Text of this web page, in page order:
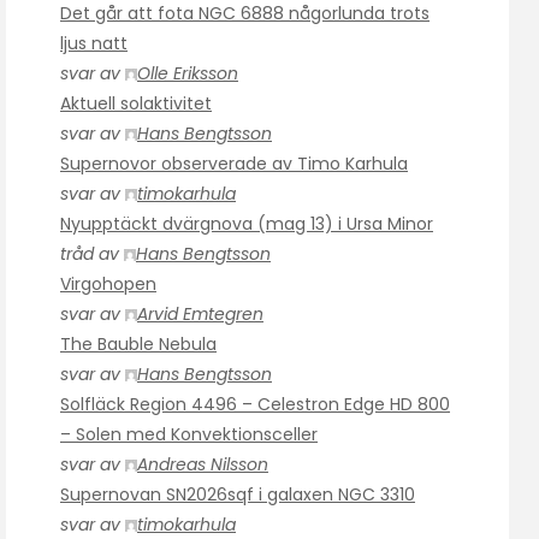
Det går att fota NGC 6888 någorlunda trots
ljus natt
svar av
Olle Eriksson
Aktuell solaktivitet
svar av
Hans Bengtsson
Supernovor observerade av Timo Karhula
svar av
timokarhula
Nyupptäckt dvärgnova (mag 13) i Ursa Minor
tråd av
Hans Bengtsson
Virgohopen
svar av
Arvid Emtegren
The Bauble Nebula
svar av
Hans Bengtsson
Solfläck Region 4496 – Celestron Edge HD 800
– Solen med Konvektionsceller
svar av
Andreas Nilsson
Supernovan SN2026sqf i galaxen NGC 3310
svar av
timokarhula